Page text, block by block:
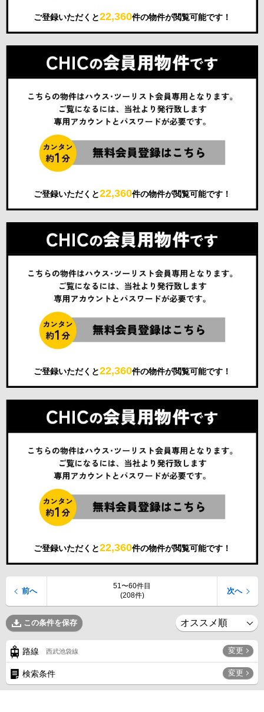
ご登録いただくと22,360件の物件が閲覧可能です！
ご登録いただくと22,360件の物件が閲覧可能です！
ご登録いただくと22,360件の物件が閲覧可能です！
ご登録いただくと22,360件の物件が閲覧可能です！
51〜60件目
(208件)
前へ 次へ
この条件を保存
路線 西武池袋線 変更
検索条件 変更